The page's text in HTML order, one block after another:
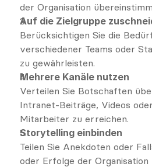
der Organisation
Auf die Zielgruppe
Berücksichtigen Sie die
verschiedener Teams oder
zu gewährleisten.
Mehrere Kanäle nutzen
Verteilen Sie Botschaften
Intranet-Beiträge, Videos
Mitarbeiter zu erreichen.
Storytelling einbinden
Teilen Sie Anekdoten oder
oder Erfolge der Organisation